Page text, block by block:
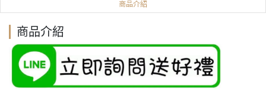
商品介紹
商品介紹